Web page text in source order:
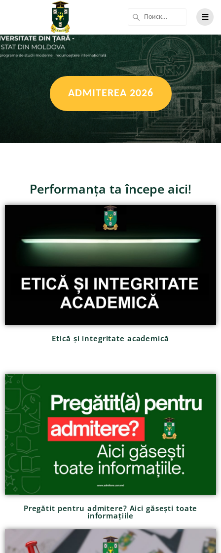
ADMITEREA 2026
Performanța ta începe aici!
Etică și integritate academică
Pregătit pentru admitere? Aici găsești toate
informațiile